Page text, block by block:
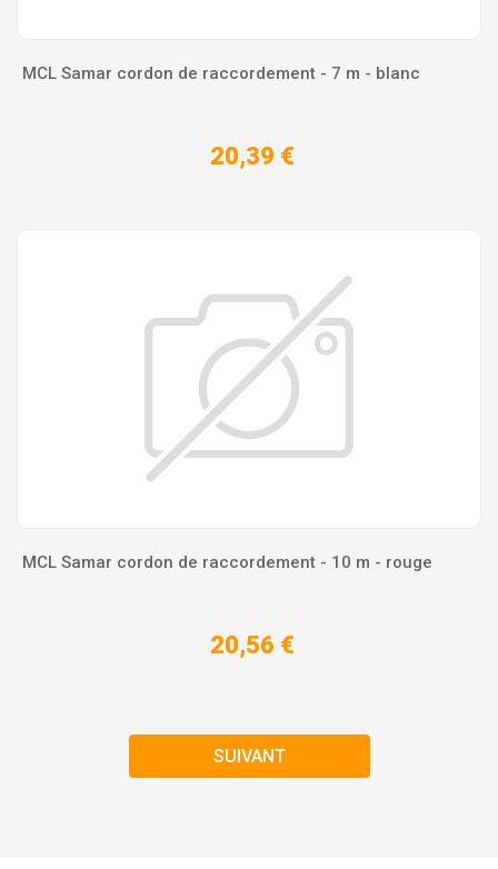
MCL Samar cordon de raccordement - 7 m - blanc
20,39 €
MCL Samar cordon de raccordement - 10 m - rouge
20,56 €
SUIVANT